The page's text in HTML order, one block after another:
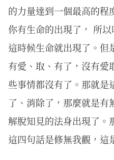
的力量達到一個最高的程
你有生命的出現了， 所
這時候生命就出現了。但
有愛、取、有了，沒有愛
些事情都沒有了。那就是
了、消除了，那麼就是有
解脫知見的法身出現了。
這四句話是修無我觀，這